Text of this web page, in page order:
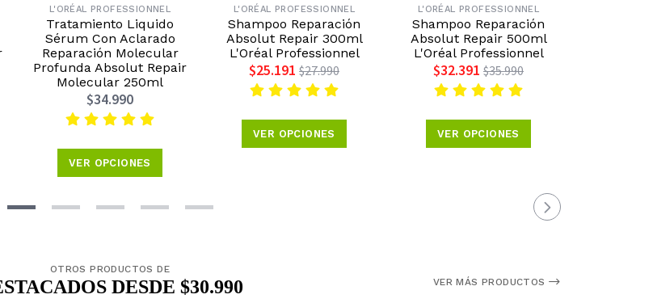
L'ORÉAL PROFESSIONNEL
Tratamiento Liquido
Sérum Con Aclarado
Reparación Molecular
Profunda Absolut Repair
Molecular 250ml
$34.990
VER OPCIONES
L'ORÉAL PROFESSIONNEL
Shampoo Reparación
Absolut Repair 300ml
L'Oréal Professionnel
$25.191 $27.990
VER OPCIONES
L'ORÉAL PROFESSIONNEL
Shampoo Reparación
Absolut Repair 500ml
L'Oréal Professionnel
$32.391 $35.990
VER OPCIONES
OTROS PRODUCTOS DE
DESDE $30.990 VER MÁS PRODUCTOS